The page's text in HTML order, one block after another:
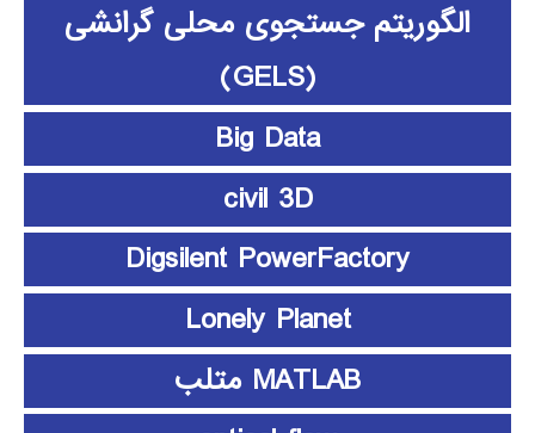
الگوریتم جستجوی محلی گرانشی
(GELS)
Big Data
civil 3D
Digsilent PowerFactory
Lonely Planet
MATLAB متلب